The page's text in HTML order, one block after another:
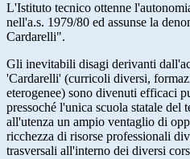
L'Istituto tecnico ottenne
nell'a.s. 1979/80 ed assunse la
Cardarelli".
Gli inevitabili disagi derivanti
'Cardarelli' (curricoli diversi,
eterogenee) sono divenuti efficaci
pressoché l'unica scuola statale
all'utenza un ampio ventaglio di
ricchezza di risorse professionali
trasversali all'interno dei diversi